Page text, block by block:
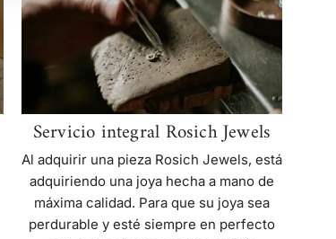
Rosich
Jewels
Servicio integral Rosich Jewels
Al adquirir una pieza Rosich Jewels, está
adquiriendo una joya hecha a mano de
máxima calidad. Para que su joya sea
perdurable y esté siempre en perfecto